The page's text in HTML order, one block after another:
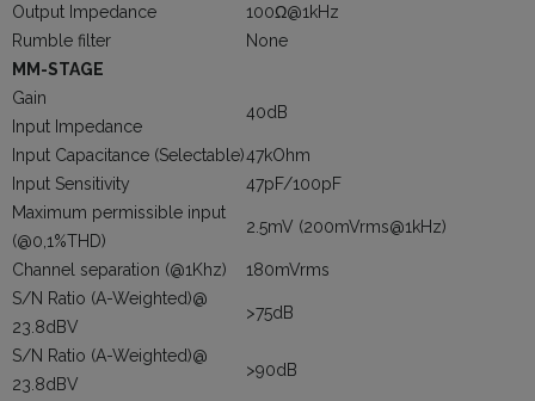
Output Impedance
100Ω@1kHz
Rumble filter
None
MM-STAGE
Gain
Input Impedance
40dB
Input Capacitance (Selectable)47kOhm
Input Sensitivity
47pF/100pF
Maximum permissible input
(@0,1%THD)
2.5mV (200mVrms@1kHz)
Channel separation (@1Khz)
180mVrms
S/N Ratio (A-Weighted)@
23.8dBV
>75dB
S/N Ratio (A-Weighted)@
23.8dBV
>90dB